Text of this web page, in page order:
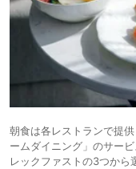
朝食は各レストランで提
ームダイニング」のサー
レックファストの3つから